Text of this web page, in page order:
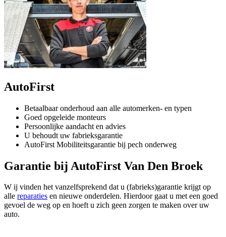
AutoFirst
Betaalbaar onderhoud aan alle automerken- en typen
Goed opgeleide monteurs
Persoonlijke aandacht en advies
U behoudt uw fabrieksgarantie
AutoFirst Mobiliteitsgarantie bij pech onderweg
Garantie bij AutoFirst Van Den Broek
W ij vinden het vanzelfsprekend dat u (fabrieks)garantie krijgt op
alle reparaties en nieuwe onderdelen. Hierdoor gaat u met een goed
gevoel de weg op en hoeft u zich geen zorgen te maken over uw
auto.